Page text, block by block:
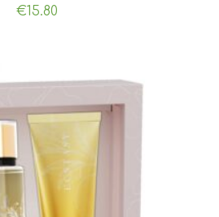
€ 15.80